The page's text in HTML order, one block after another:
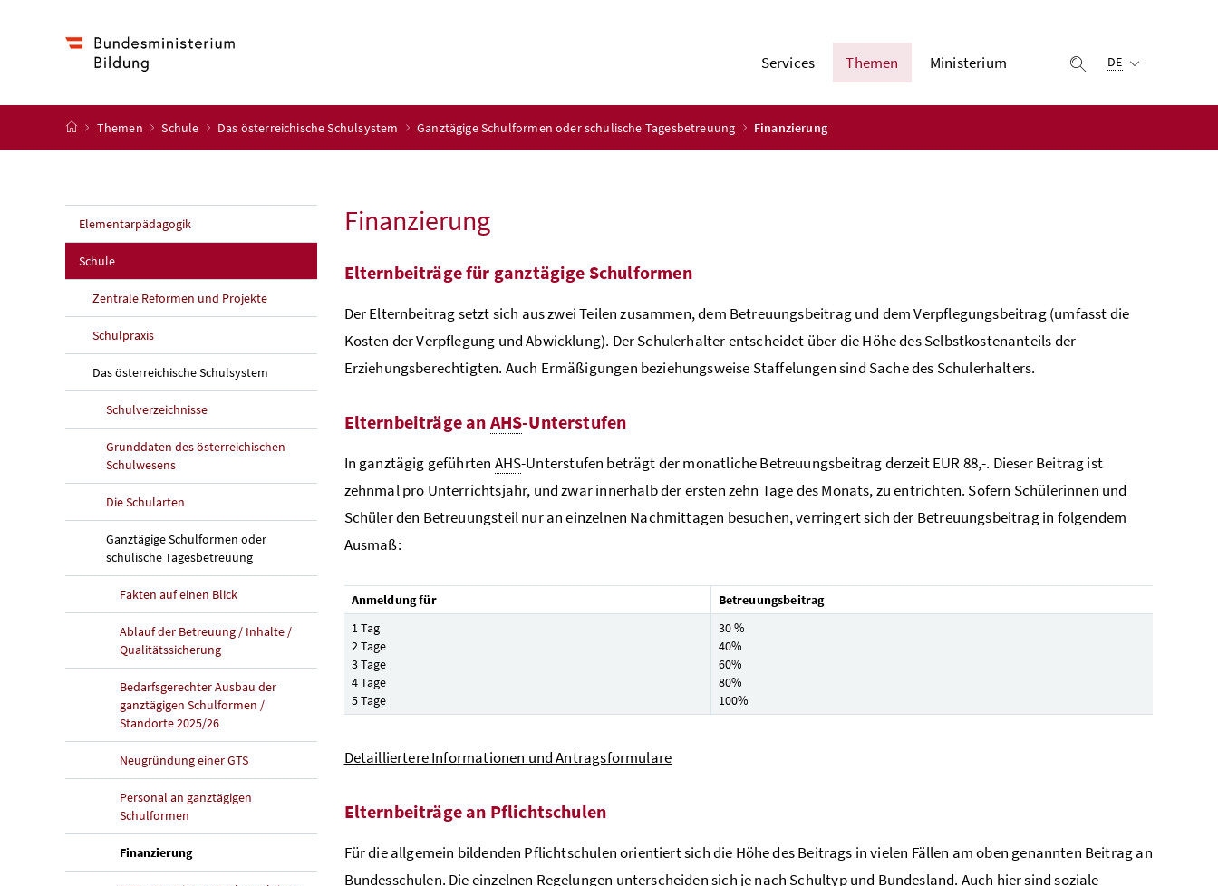
Services Themen Ministerium Suche einblenden
DE
Startseite
Themen Schule Das österreichische Schulsystem Ganztägige Schulformen oder schulische Tagesbetreuung Finanzierung
Elementarpädagogik
Schule
Zentrale Reformen und Projekte
Schulpraxis
Das österreichische Schulsystem
Schulverzeichnisse
Grunddaten des österreichischen
Schulwesens
Die Schularten
Ganztägige Schulformen oder
schulische Tagesbetreuung
Fakten auf einen Blick
Ablauf der Betreuung / Inhalte /
Qualitätssicherung
Bedarfsgerechter Ausbau der
ganztägigen Schulformen /
Standorte 2025/26
Neugründung einer GTS
Personal an ganztägigen
Schulformen
Finanzierung(aktuelle Seite)
Finanzierung
Elternbeiträge für ganztägige Schulformen
Der Elternbeitrag setzt sich aus zwei Teilen zusammen, dem Betreuungsbeitrag und dem Verpflegungsbeitrag (umfasst die
Kosten der Verpflegung und Abwicklung). Der Schulerhalter entscheidet über die Höhe des Selbstkostenanteils der
Erziehungsberechtigten. Auch Ermäßigungen beziehungsweise Staffelungen sind Sache des Schulerhalters.
Elternbeiträge an AHS-Unterstufen
In ganztägig geführten AHS-Unterstufen beträgt der monatliche Betreuungsbeitrag derzeit EUR 88,-. Dieser Beitrag ist
zehnmal pro Unterrichtsjahr, und zwar innerhalb der ersten zehn Tage des Monats, zu entrichten. Sofern Schülerinnen und
Schüler den Betreuungsteil nur an einzelnen Nachmittagen besuchen, verringert sich der Betreuungsbeitrag in folgendem
Ausmaß:
Anmeldung für
Betreuungsbeitrag
1 Tag
2 Tage
3 Tage
4 Tage
5 Tage
30 %
40%
60%
80%
100%
Detailliertere Informationen und Antragsformulare
Elternbeiträge an Pflichtschulen
Für die allgemein bildenden Pflichtschulen orientiert sich die Höhe des Beitrags in vielen Fällen am oben genannten Beitrag an
Bundesschulen. Die einzelnen Regelungen unterscheiden sich je nach Schultyp und Bundesland. Auch hier sind soziale